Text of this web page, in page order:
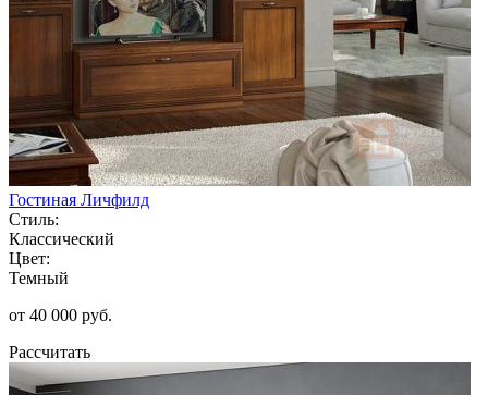
Гостиная Личфилд
Стиль:
Классический
Цвет:
Темный
от 40 000 руб.
Рассчитать